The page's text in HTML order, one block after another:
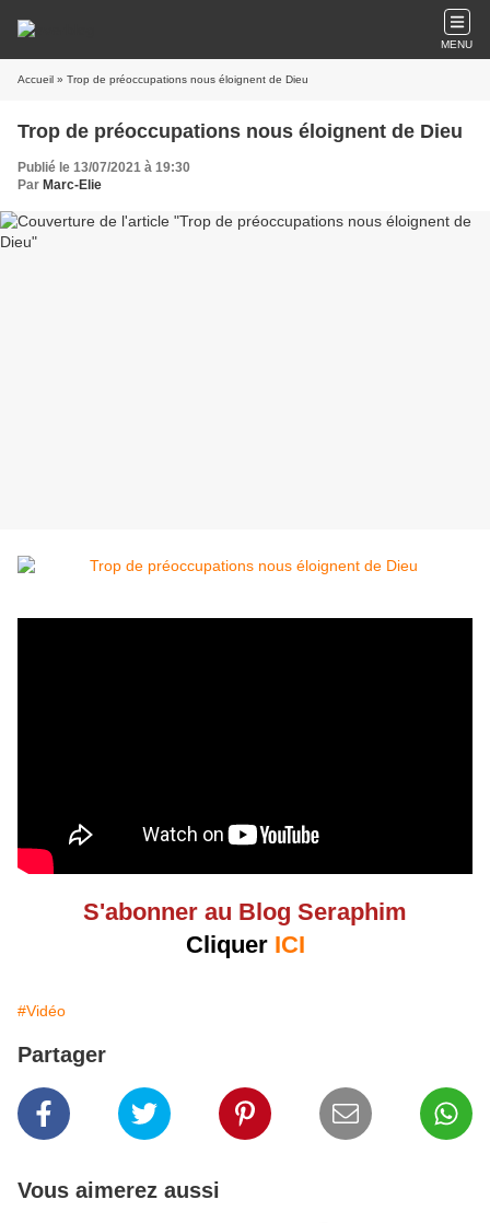
MENU
Accueil » Trop de préoccupations nous éloignent de Dieu
Trop de préoccupations nous éloignent de Dieu
Publié le 13/07/2021 à 19:30
Par Marc-Elie
S'abonner au Blog Seraphim
Cliquer ICI
#Vidéo
Partager
Vous aimerez aussi